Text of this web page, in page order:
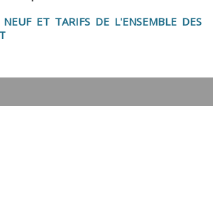
ET TARIFS DE L'ENSEMBLE DES